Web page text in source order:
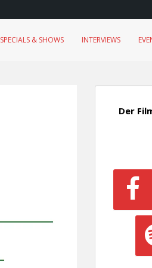
SPECIALS & SHOWS INTERVIEWS
Der